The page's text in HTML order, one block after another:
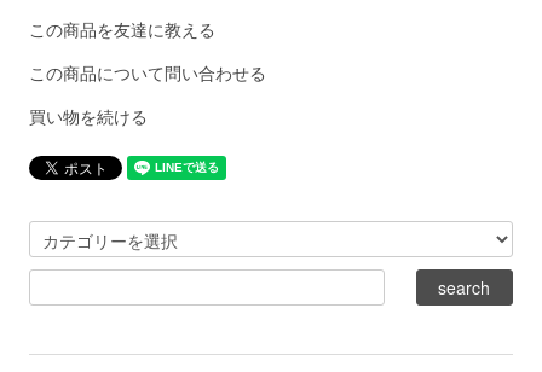
この商品を友達に教える
この商品について問い合わせる
買い物を続ける